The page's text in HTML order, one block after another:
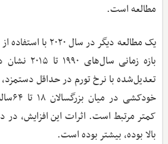
مطالعه است.
یک مطالعه دیگر در
بازه زمانی
کمتر مرتبط است. اثرات این افزایش، در
بالا بوده، بیشتر بوده است.